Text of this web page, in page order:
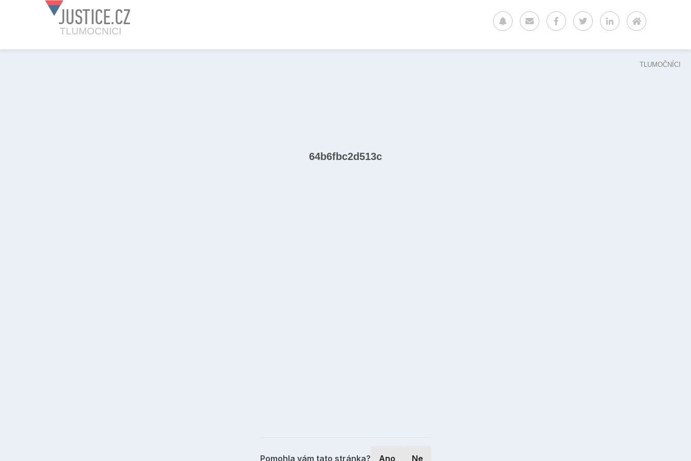
JUSTICE.CZ
TLUMOCNICI
TLUMOČNÍCI
64b6fbc2d513c
Pomohla vám tato stránka? Ano Ne